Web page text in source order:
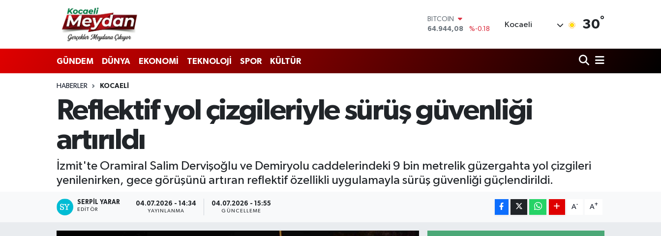
BITCOIN
64.944,08
%-0.18
STERLİN
6660.55
%0.03
BİST100
13.779
Kocaeli 30°
GÜNDEM DÜNYA EKONOMİ TEKNOLOJİ SPOR KÜLTÜR
HABERLER KOCAELI
Reflektif yol çizgileriyle sürüş güvenliği
artırıldı
İzmit'te Oramiral Salim Dervişoğlu ve Demiryolu caddelerindeki 9 bin metrelik güzergahta yol çizgileri
yenilenirken, gece görüşünü artıran reflektif özellikli uygulamayla sürüş güvenliği güçlendirildi.
SERPİL YARAR
EDITÖR
04.07.2026 - 14:34
YAYINLANMA
04.07.2026 - 15:55
GÜNCELLEME
A- A+
Nöbetçi Eczaneler
Hava Durumu
Trafik Durumu
Süper Lig Puan Durumu ve Fikstür
Tüm Manşetler
Son Dakika Haberleri
Haber Arşivi